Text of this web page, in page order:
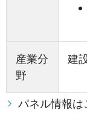
産業分
野
建
パネル情報は